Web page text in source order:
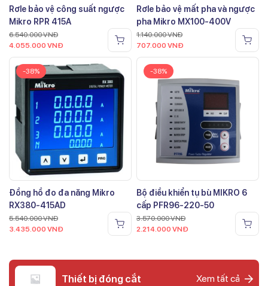
Rơle bảo vệ công suất ngược
Mikro RPR 415A
6.540.000VNĐ
4.055.000 VNĐ
Rơle bảo vệ mất pha và ngược
pha Mikro MX100-400V
1.140.000VNĐ
707.000 VNĐ
-38%
Đồng hồ đo đa năng Mikro
RX380-415AD
5.540.000VNĐ
3.435.000 VNĐ
-38%
Bộ điều khiển tụ bù MIKRO 6
cấp PFR96-220-50
3.570.000VNĐ
2.214.000 VNĐ
Thiết bị đóng cắt Xem tất cả